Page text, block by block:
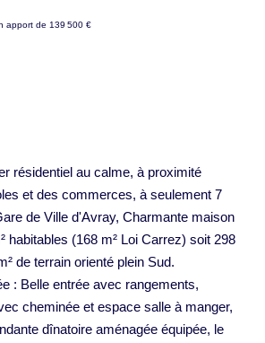
apport de 139 500 €
résidentiel au calme, à proximité
et des commerces, à seulement 7
de Ville d'Avray, Charmante maison
habitables (168 m² Loi Carrez) soit 298
de terrain orienté plein Sud.
: Belle entrée avec rangements,
cheminée et espace salle à manger,
dînatoire aménagée équipée, le